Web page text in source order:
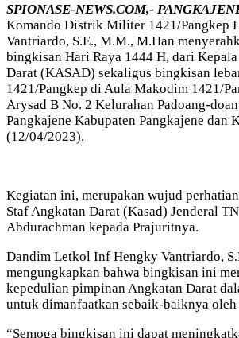
SPIONASE-NEWS.COM,-
Komando Distrik Militer 1421/Pangkep
Vantriardo, S.E., M.M., M.Han
bingkisan Hari Raya 1444 H, dari
Darat (KASAD) sekaligus bingkisan
1421/Pangkep di Aula Makodim 1421/
Arysad B No. 2 Kelurahan Padoang-
Pangkajene Kabupaten Pangkajene dan
(12/04/2023).
Kegiatan ini, merupakan wujud
Staf Angkatan Darat (Kasad) Jenderal
Abdurachman kepada Prajuritnya.
Dandim Letkol Inf Hengky Vantriardo,
mengungkapkan bahwa bingkisan ini
kepedulian pimpinan Angkatan Darat
untuk dimanfaatkan sebaik-baiknya
“Semoga bingkisan ini dapat